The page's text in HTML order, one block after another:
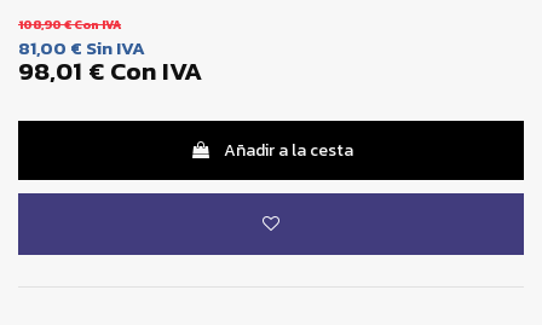
108,90 €Con IVA
81,00 € Sin IVA
98,01 €Con IVA
Añadir a la cesta